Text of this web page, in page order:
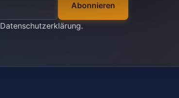
Abonnieren
Datenschutzerklärung.